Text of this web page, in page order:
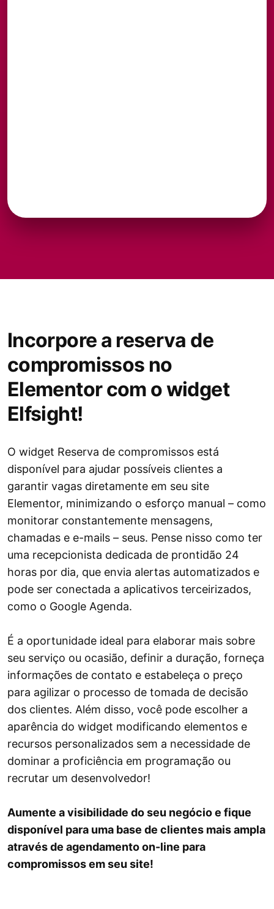
Incorpore a reserva de
compromissos no
Elementor com o widget
Elfsight!
O widget Reserva de compromissos está
disponível para ajudar possíveis clientes a
garantir vagas diretamente em seu site
Elementor, minimizando o esforço manual – como
monitorar constantemente mensagens,
chamadas e e-mails – seus. Pense nisso como ter
uma recepcionista dedicada de prontidão 24
horas por dia, que envia alertas automatizados e
pode ser conectada a aplicativos terceirizados,
como o Google Agenda.
É a oportunidade ideal para elaborar mais sobre
seu serviço ou ocasião, definir a duração, forneça
informações de contato e estabeleça o preço
para agilizar o processo de tomada de decisão
dos clientes. Além disso, você pode escolher a
aparência do widget modificando elementos e
recursos personalizados sem a necessidade de
dominar a proficiência em programação ou
recrutar um desenvolvedor!
Aumente a visibilidade do seu negócio e fique
disponível para uma base de clientes mais ampla
através de agendamento on-line para
compromissos em seu site!